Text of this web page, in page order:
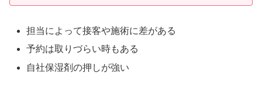
担当によって接客や施術に差がある
予約は取りづらい時もある
自社保湿剤の押しが強い